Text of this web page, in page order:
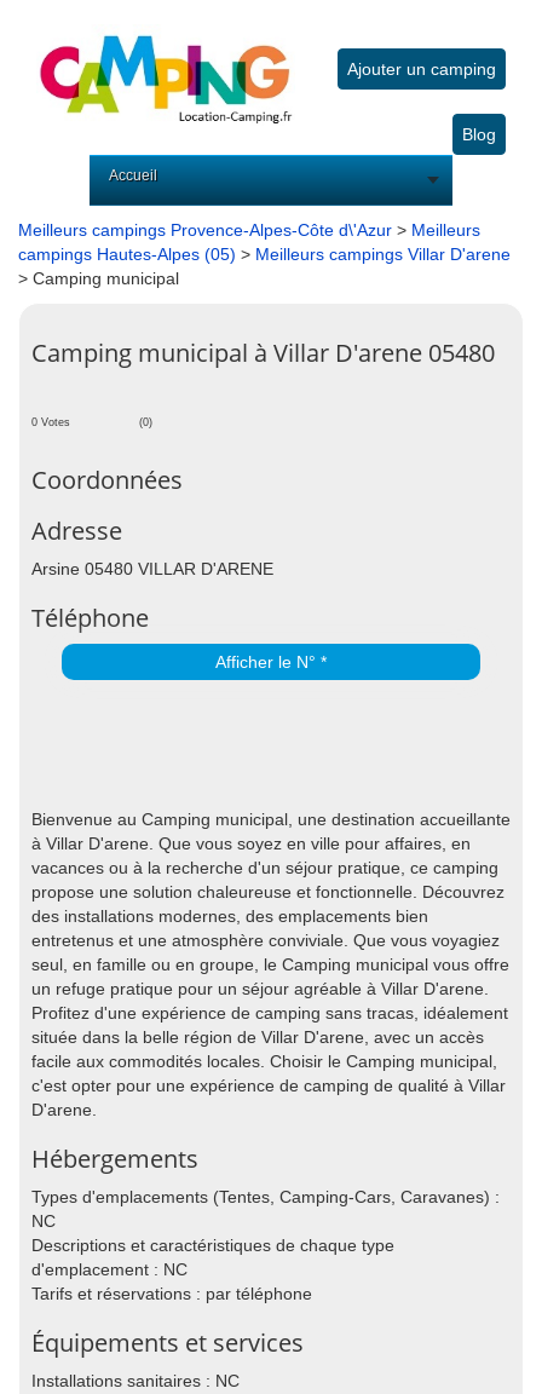
Ajouter un camping
Blog
Accueil
Meilleurs campings Provence-Alpes-Côte d\'Azur > Meilleurs
campings Hautes-Alpes (05) > Meilleurs campings Villar D'arene
> Camping municipal
Camping municipal à Villar D'arene 05480
0 Votes (0)
Coordonnées
Adresse
Arsine 05480 VILLAR D'ARENE
Téléphone
Afficher le N° *
Bienvenue au Camping municipal, une destination accueillante
à Villar D'arene. Que vous soyez en ville pour affaires, en
vacances ou à la recherche d'un séjour pratique, ce camping
propose une solution chaleureuse et fonctionnelle. Découvrez
des installations modernes, des emplacements bien
entretenus et une atmosphère conviviale. Que vous voyagiez
seul, en famille ou en groupe, le Camping municipal vous offre
un refuge pratique pour un séjour agréable à Villar D'arene.
Profitez d'une expérience de camping sans tracas, idéalement
située dans la belle région de Villar D'arene, avec un accès
facile aux commodités locales. Choisir le Camping municipal,
c'est opter pour une expérience de camping de qualité à Villar
D'arene.
Hébergements
Types d'emplacements (Tentes, Camping-Cars, Caravanes) :
NC
Descriptions et caractéristiques de chaque type
d'emplacement : NC
Tarifs et réservations : par téléphone
Équipements et services
Installations sanitaires : NC